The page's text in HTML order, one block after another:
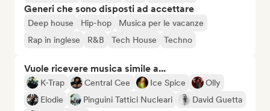
Generi che sono disposti ad accettare
Deep house Hip-hop
Musica per le vacanze
Rap in inglese
R&B Tech House Techno
Vuole ricevere musica simile a...
K-Trap Central Cee Ice Spice
Olly
Elodie
Pinguini Tattici Nucleari
David Guetta